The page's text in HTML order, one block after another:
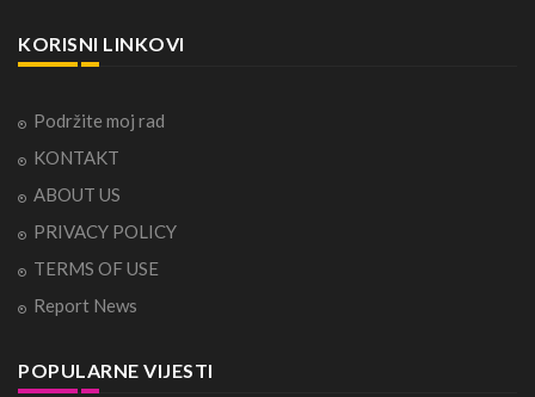
KORISNI LINKOVI
Podržite moj rad
KONTAKT
ABOUT US
PRIVACY POLICY
TERMS OF USE
Report News
POPULARNE VIJESTI